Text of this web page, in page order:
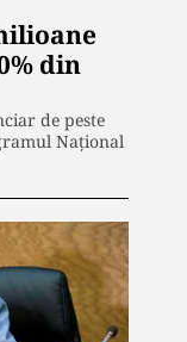
din
de peste
Naţional